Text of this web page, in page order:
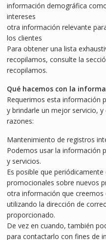
información demográfica
intereses
otra información relevante
los clientes
Para obtener una lista
recopilamos, consulte la
recopilamos.
Qué hacemos con la
Requerimos esta información
y brindarle un mejor servicio,
razones:
Mantenimiento de registros
Podemos usar la información
y servicios.
Es posible que
promocionales sobre nuevos
otra información que creemos
utilizando la dirección de
proporcionado.
De vez en cuando, también
para contactarlo con fines de